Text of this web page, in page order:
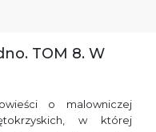
TOM 8. W
o malowniczej
w której